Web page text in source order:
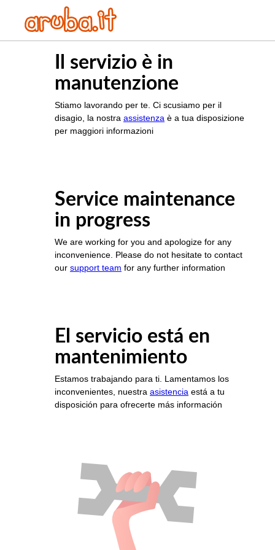
Il servizio è in
manutenzione
Stiamo lavorando per te. Ci scusiamo per il
disagio, la nostra assistenza è a tua disposizione
per maggiori informazioni
Service maintenance
in progress
We are working for you and apologize for any
inconvenience. Please do not hesitate to contact
our support team for any further information
El servicio está en
mantenimiento
Estamos trabajando para ti. Lamentamos los
inconvenientes, nuestra asistencia está a tu
disposición para ofrecerte más información